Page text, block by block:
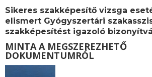
Sikeres szakképesítő vizsga
elismert Gyógyszertári
szakképesítést igazoló
MINTA A MEGSZEREZHETŐ
DOKUMENTUMRÓL